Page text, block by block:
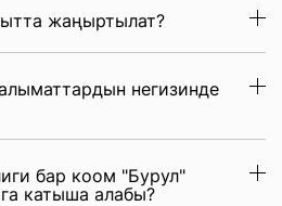
жаңыртылат?
негизинде
бар коом "Бурул"
катыша алабы?